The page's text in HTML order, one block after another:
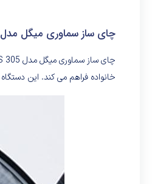
چای ساز سماوری میگل مدل GTS 305
خانواده فراهم می کند. این